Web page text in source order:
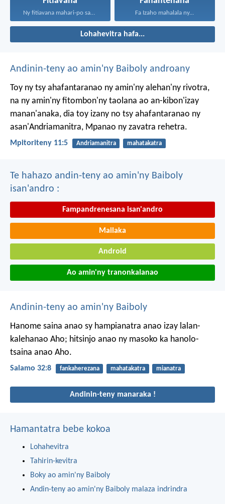
Ny fitiavana mahari-po sady... Fa Izaho mahalala ny...
Lohahevitra hafa...
Andinin-teny ao amin'ny Baiboly androany
Toy ny tsy ahafantaranao ny amin'ny alehan'ny rivotra,
na ny amin'ny fitombon'ny taolana ao an-kibon'izay
manan'anaka, dia toy izany no tsy ahafantaranao ny
asan'Andriamanitra, Mpanao ny zavatra rehetra.
Mpitoriteny 11:5 Andriamanitra mahatakatra
Te hahazo andin-teny ao amin'ny Baiboly
isan'andro :
Fampandrenesana isan'andro
Mailaka
Android
Ao amin'ny tranonkalanao
Andinin-teny ao amin'ny Baiboly
Hanome saina anao sy hampianatra anao izay lalan-
kalehanao Aho; hitsinjo anao ny masoko ka hanolo-
tsaina anao Aho.
Salamo 32:8 fankaherezana mahatakatra mianatra
Andinin-teny manaraka !
Hamantatra bebe kokoa
Lohahevitra
Tahirin-kevitra
Boky ao amin'ny Baiboly
Andin-teny ao amin'ny Baiboly malaza indrindra